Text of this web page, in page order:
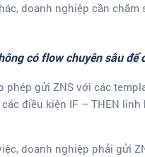
doanh nghiệp cần
có flow chuyên sâu
phép gửi ZNS với các
điều kiện IF – THEN
doanh nghiệp phải gửi